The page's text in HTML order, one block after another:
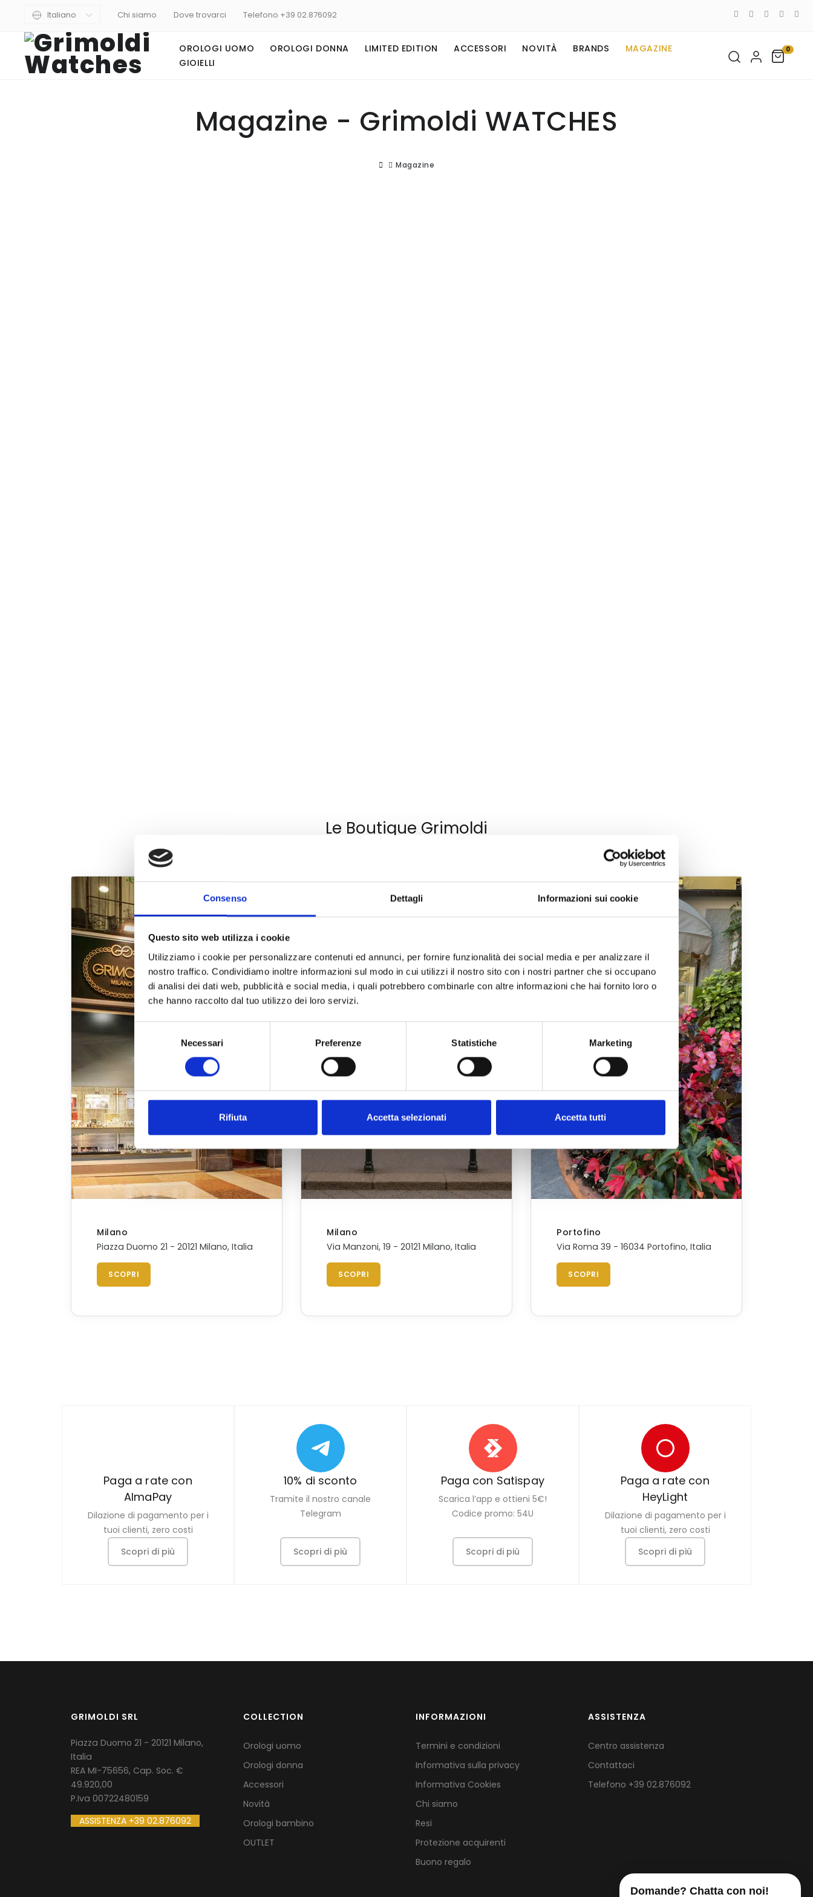
Consenso Dettagli Informazioni sui cookie
Questo sito web utilizza i cookie
Utilizziamo i cookie per personalizzare contenuti ed annunci, per fornire funzionalità dei social media e per analizzare il
nostro traffico. Condividiamo inoltre informazioni sul modo in cui utilizzi il nostro sito con i nostri partner che si occupano
di analisi dei dati web, pubblicità e social media, i quali potrebbero combinarle con altre informazioni che hai fornito loro o
che hanno raccolto dal tuo utilizzo dei loro servizi.
consenso
Necessari Preferenze Statistiche Marketing
Rifiuta Accetta selezionati Accetta tutti
Italiano Chi siamo Dove trovarci Telefono +39 02.876092
OROLOGI UOMO OROLOGI DONNA LIMITED EDITION ACCESSORI NOVITÀ BRANDS
MAGAZINE
GIOIELLI
0
Magazine - Grimoldi WATCHES
Magazine
Le Boutique Grimoldi
Milano
Piazza Duomo 21 - 20121 Milano, Italia
SCOPRI
Milano
Via Manzoni, 19 - 20121 Milano, Italia
SCOPRI
Portofino
Via Roma 39 - 16034 Portofino, Italia
SCOPRI
Paga a rate con
AlmaPay
Dilazione di pagamento per i
tuoi clienti, zero costi
Scopri di più
10% di sconto
Tramite il nostro canale
Telegram
Scopri di più
Paga con Satispay
Scarica l’app e ottieni 5€!
Codice promo: 54U
Scopri di più
Paga a rate con
HeyLight
Dilazione di pagamento per i
tuoi clienti, zero costi
Scopri di più
GRIMOLDI SRL
Piazza Duomo 21 - 20121 Milano,
Italia
REA MI-75656, Cap. Soc. €
49.920,00
P.Iva 00722480159
ASSISTENZA +39 02.876092
COLLECTION
Orologi uomo
Orologi donna
Accessori
Novità
Orologi bambino
OUTLET
INFORMAZIONI
Termini e condizioni
Informativa sulla privacy
Informativa Cookies
Chi siamo
Resi
Protezione acquirenti
Buono regalo
ASSISTENZA
Centro assistenza
Contattaci
Telefono +39 02.876092
Domande? Chatta con noi!